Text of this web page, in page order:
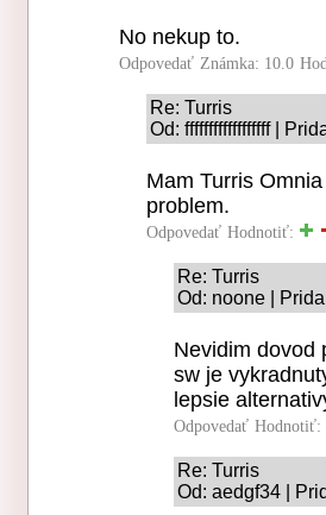
No nekup to.
Odpovedať Známka: 10.0
Re: Turris
Od: ffffffffffffffffff |
Mam Turris
problem.
Odpovedať Hodnotiť:
Re: Turris
Od: noone |
Nevidim dovod
sw je
lepsie
Odpovedať Hodnotiť:
Re: Turris
Od: aedgf34 |